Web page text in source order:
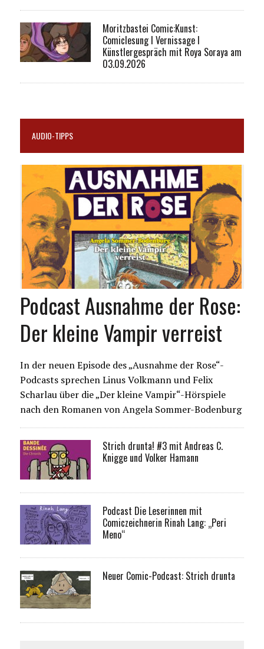
Moritzbastei Comic:Kunst:
Comiclesung I Vernissage I
Künstlergespräch mit Roya Soraya am
03.09.2026
AUDIO-TIPPS
Podcast Ausnahme der Rose:
Der kleine Vampir verreist
In der neuen Episode des „Ausnahme der Rose“-
Podcasts sprechen Linus Volkmann und Felix
Scharlau über die „Der kleine Vampir“-Hörspiele
nach den Romanen von Angela Sommer-Bodenburg
Strich drunta! #3 mit Andreas C.
Knigge und Volker Hamann
Podcast Die Leserinnen mit
Comiczeichnerin Rinah Lang: „Peri
Meno“
Neuer Comic-Podcast: Strich drunta